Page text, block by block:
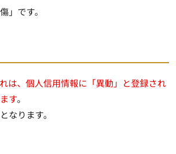
」です。
は、個人信用情報に「異動」と登録され
す。
となります。